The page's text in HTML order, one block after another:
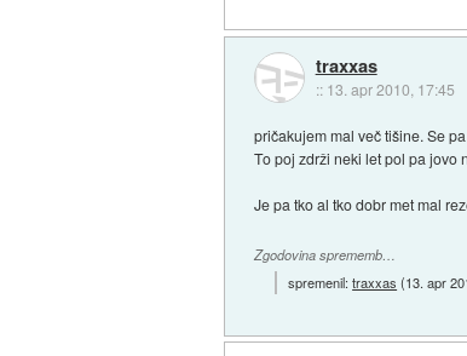
traxxas
:: 13. apr 2010, 17:45
pričakujem mal več tišine. Se
To poj zdrži neki let pol pa jovo
Je pa tko al tko dobr met mal
Zgodovina sprememb…
spremenil:traxxas (13. apr